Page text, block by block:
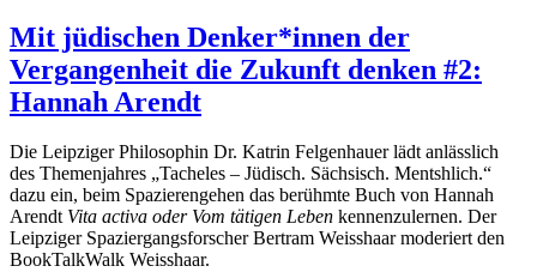
Mit jüdischen Denker*innen der
Vergangenheit die Zukunft denken #2:
Hannah Arendt
Die Leipziger Philosophin Dr. Katrin Felgenhauer lädt anlässlich
des Themenjahres „Tacheles – Jüdisch. Sächsisch. Mentshlich.“
dazu ein, beim Spazierengehen das berühmte Buch von Hannah
Arendt Vita activa oder Vom tätigen Leben kennenzulernen. Der
Leipziger Spaziergangsforscher Bertram Weisshaar moderiert den
BookTalkWalk Weisshaar.